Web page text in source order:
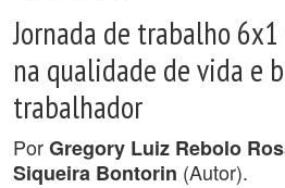
Jornada de trabalho
na qualidade de vida e
trabalhador
PorGregory Luiz Rebolo
Siqueira Bontorin (Autor).